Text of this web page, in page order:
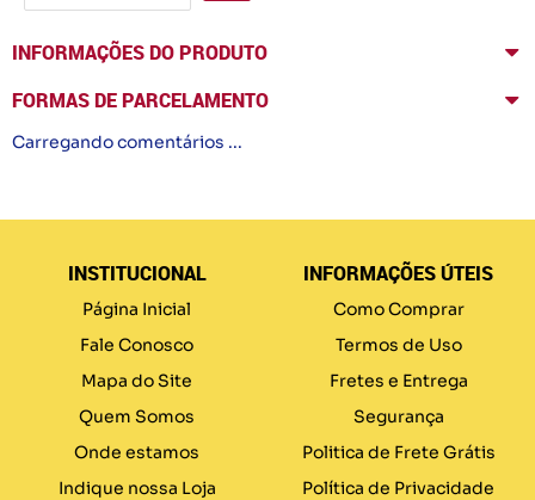
INFORMAÇÕES DO PRODUTO
FORMAS DE PARCELAMENTO
Carregando comentários ...
INSTITUCIONAL
Página Inicial
Fale Conosco
Mapa do Site
Quem Somos
Onde estamos
Indique nossa Loja
INFORMAÇÕES ÚTEIS
Como Comprar
Termos de Uso
Fretes e Entrega
Segurança
Politica de Frete Grátis
Política de Privacidade